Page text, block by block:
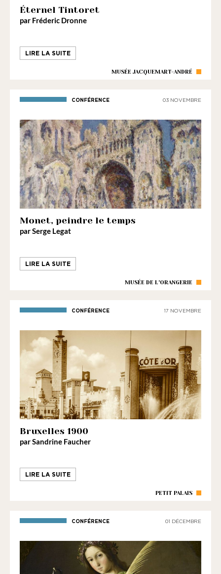
ayant
culturelle.
Éternel Tintoret
par Fréderic Dronne
LIRE LA SUITE
MUSÉE JACQUEMART-ANDRÉ
CONFÉRENCE 03 NOVEMBRE
Monet, peindre le temps
par Serge Legat
LIRE LA SUITE
MUSÉE DE L'ORANGERIE
CONFÉRENCE 17 NOVEMBRE
Bruxelles 1900
par Sandrine Faucher
LIRE LA SUITE
PETIT PALAIS
CONFÉRENCE 01 DÉCEMBRE